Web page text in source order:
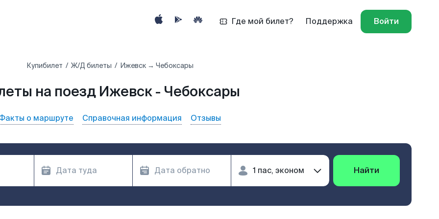
Где мой билет? Поддержка Войти
Купибилет Ж/Д билеты Ижевск → Чебоксары
на поезд Ижевск - Чебоксары
о маршруте Справочная информация Отзывы
Найти